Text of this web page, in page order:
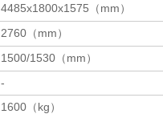
4485x1800x1575（mm）
2760（mm）
1500/1530（mm）
-
1600（kg）